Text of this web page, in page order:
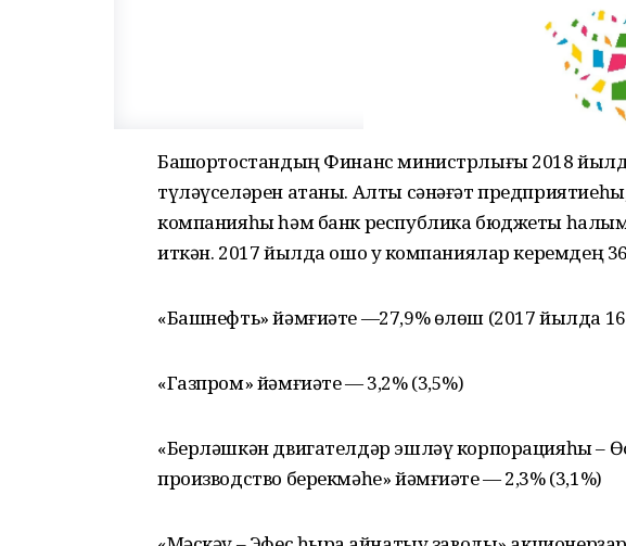
Башҡортостандың Финанс министрлығы 2018
түләүселәрен атаны. Алты сәнәғәт
компанияһы һәм банк республика бюджеты
иткән. 2017 йылда ошо уҡ компаниялар керемдең
«Башнефть» йәмғиәте —27,9% өлөш (2017 йылда
«Газпром» йәмғиәте — 3,2% (3,5%)
«Берләшкән двигателдәр эшләү корпорацияһы –
производство берекмәһе» йәмғиәте — 2,3% (3,1%)